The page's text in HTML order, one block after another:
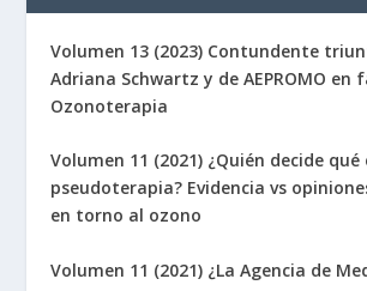
Volumen 13 (2023) Contundente
Adriana Schwartz y de AEPROMO en
Ozonoterapia
Volumen 11 (2021) ¿Quién decide qué
pseudoterapia? Evidencia vs
en torno al ozono
Volumen 11 (2021) ¿La Agencia de